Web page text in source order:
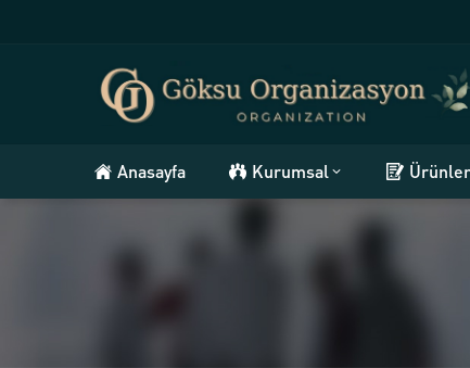
Anasayfa Kurumsal